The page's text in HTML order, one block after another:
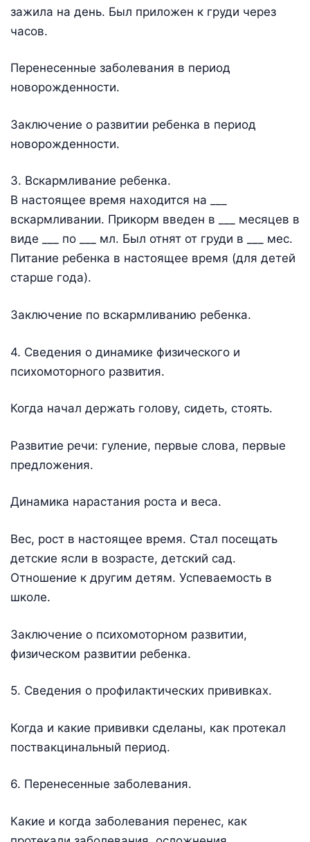
зажила на день. Был приложен к груди через
часов.
Перенесенные заболевания в период
новорожденности.
Заключение о развитии ребенка в период
новорожденности.
3. Вскармливание ребенка.
В настоящее время находится на ___
вскармливании. Прикорм введен в ___ месяцев в
виде ___ по ___ мл. Был отнят от груди в ___ мес.
Питание ребенка в настоящее время (для детей
старше года).
Заключение по вскармливанию ребенка.
4. Сведения о динамике физического и
психомоторного развития.
Когда начал держать голову, сидеть, стоять.
Развитие речи: гуление, первые слова, первые
предложения.
Динамика нарастания роста и веса.
Вес, рост в настоящее время. Стал посещать
детские ясли в возрасте, детский сад.
Отношение к другим детям. Успеваемость в
школе.
Заключение о психомоторном развитии,
физическом развитии ребенка.
5. Сведения о профилактических прививках.
Когда и какие прививки сделаны, как протекал
поствакцинальный период.
6. Перенесенные заболевания.
Какие и когда заболевания перенес, как